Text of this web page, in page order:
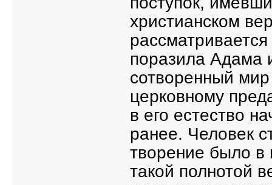
христианском
поразила Адама
сотворенный
церковному
в его естество
ранее. Человек
творение было в
такой полнотой